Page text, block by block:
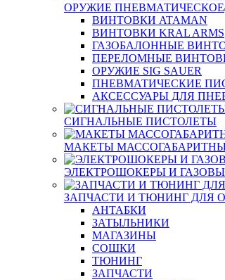
ОРУЖИЕ ПНЕВМАТИЧЕСКОЕ
ВИНТОВКИ ATAMAN
ВИНТОВКИ KRAL ARMS
ГАЗОБАЛОННЫЕ
ПЕРЕЛОМНЫЕ
ОРУЖИЕ SIG SAUER
ПНЕВМАТИЧЕСКИЕ
АКСЕССУАРЫ ДЛЯ
СИГНАЛЬНЫЕ ПИСТОЛЕТЫ
МАКЕТЫ
ЭЛЕКТРОШОКЕРЫ И
ЗАПЧАСТИ И ТЮНИНГ ДЛЯ
АНТАБКИ
ЗАТЫЛЬНИКИ
МАГАЗИНЫ
СОШКИ
ТЮНИНГ
ЗАПЧАСТИ